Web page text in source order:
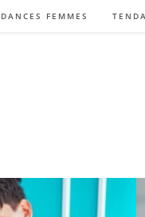
FEMMES